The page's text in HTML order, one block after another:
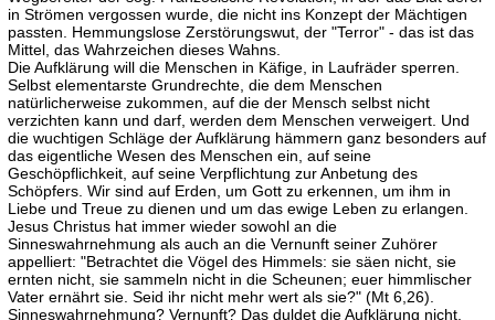
in Strömen vergossen wurde, die nicht ins Konzept der Mächtigen
passten. Hemmungslose Zerstörungswut, der "Terror" - das ist das
Mittel, das Wahrzeichen dieses Wahns.
Die Aufklärung will die Menschen in Käfige, in Laufräder sperren.
Selbst elementarste Grundrechte, die dem Menschen
natürlicherweise zukommen, auf die der Mensch selbst nicht
verzichten kann und darf, werden dem Menschen verweigert. Und
die wuchtigen Schläge der Aufklärung hämmern ganz besonders auf
das eigentliche Wesen des Menschen ein, auf seine
Geschöpflichkeit, auf seine Verpflichtung zur Anbetung des
Schöpfers. Wir sind auf Erden, um Gott zu erkennen, um ihm in
Liebe und Treue zu dienen und um das ewige Leben zu erlangen.
Jesus Christus hat immer wieder sowohl an die
Sinneswahrnehmung als auch an die Vernunft seiner Zuhörer
appelliert: "Betrachtet die Vögel des Himmels: sie säen nicht, sie
ernten nicht, sie sammeln nicht in die Scheunen; euer himmlischer
Vater ernährt sie. Seid ihr nicht mehr wert als sie?" (Mt 6,26).
Sinneswahrnehmung? Vernunft? Das duldet die Aufklärung nicht.